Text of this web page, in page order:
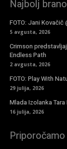
Najbolj brano
FOTO: Jani Kovačič
5 avgusta, 2026
Crimson
Endless Path
2 avgusta, 2026
FOTO: Play With
29 julija, 2026
Mlada Izolanka
16 julija, 2026
Priporočamo